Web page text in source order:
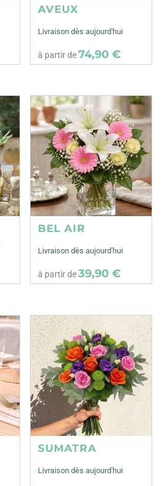
AVEUX
Livraison dès aujourd'hui
à partir de74,90 €
BEL AIR
Livraison dès aujourd'hui
à partir de39,90 €
SUMATRA
Livraison dès aujourd'hui